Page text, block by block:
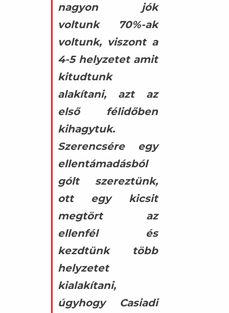
nagyon jók
voltunk 70%-ak
voltunk, viszont a
4-5 helyzetet amit
kitudtunk
alakítani, azt az
első félidőben
kihagytuk.
Szerencsére egy
ellentámadásból
gólt szereztünk,
ott egy kicsit
megtört az
ellenfél és
kezdtünk több
helyzetet
kialakítani,
úgyhogy Casiadi